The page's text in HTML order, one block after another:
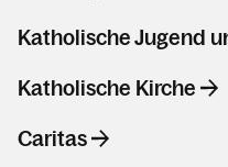
Katholische Jugend
Katholische Kirche
Caritas